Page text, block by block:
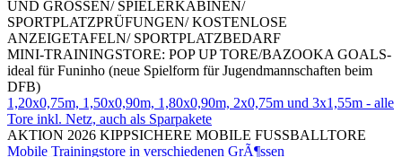
UND GRÖSSEN/ SPIELERKABINEN/
SPORTPLATZPRÜFUNGEN/ KOSTENLOSE
ANZEIGETAFELN/ SPORTPLATZBEDARF
MINI-TRAININGSTORE: POP UP TORE/BAZOOKA GOALS-
ideal für Funinho (neue Spielform für Jugendmannschaften beim
DFB)
1,20x0,75m, 1,50x0,90m, 1,80x0,90m, 2x0,75m und 3x1,55m - alle
Tore inkl. Netz, auch als Sparpakete
AKTION 2026 KIPPSICHERE MOBILE FUSSBALLTORE
Mobile Trainingstore in verschiedenen GrÃ¶ssen